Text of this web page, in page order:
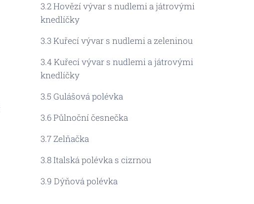
3.2 Hovězí vývar s nudlemi a játrovými
knedlíčky
3.3 Kuřecí vývar s nudlemi a zeleninou
3.4 Kuřecí vývar s nudlemi a játrovými
knedlíčky
3.5 Gulášová polévka
3.6 Půlnoční česnečka
3.7 Zelňačka
3.8 Italská polévka s cizrnou
3.9 Dýňová polévka